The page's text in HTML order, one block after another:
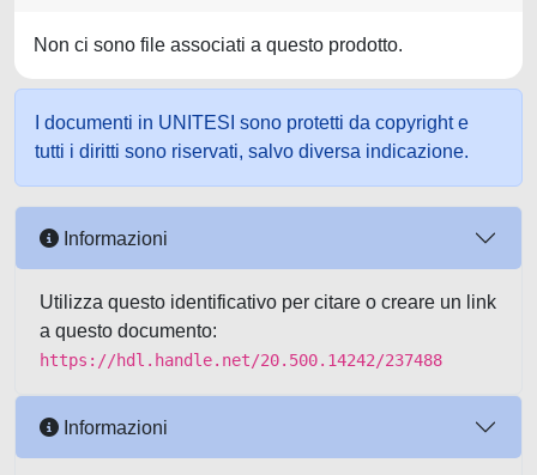
Non ci sono file associati a questo prodotto.
I documenti in UNITESI sono protetti da copyright e
tutti i diritti sono riservati, salvo diversa indicazione.
Informazioni
Utilizza questo identificativo per citare o creare un link
a questo documento:
https://hdl.handle.net/20.500.14242/237488
Informazioni